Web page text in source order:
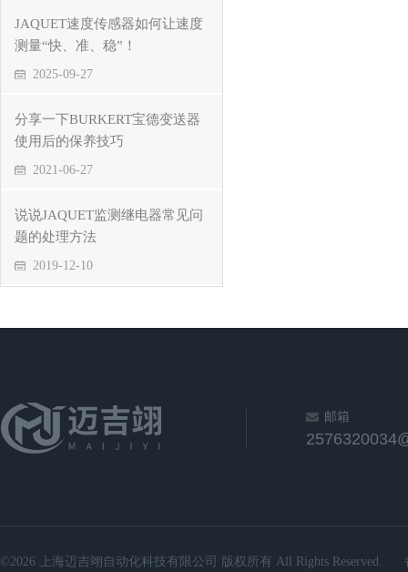
JAQUET速度传感器如何让速度
测量“快、准、稳”！
2025-09-27
分享一下BURKERT宝德变送器
使用后的保养技巧
2021-06-27
说说JAQUET监测继电器常见问
题的处理方法
2019-12-10
邮箱
©2026 上海迈吉翊自动化科技有限公司 版权所有 All Rights Reserved.